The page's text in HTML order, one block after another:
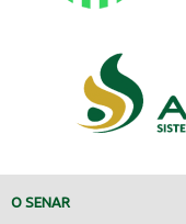
O SENAR